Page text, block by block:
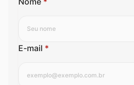
E-mail *